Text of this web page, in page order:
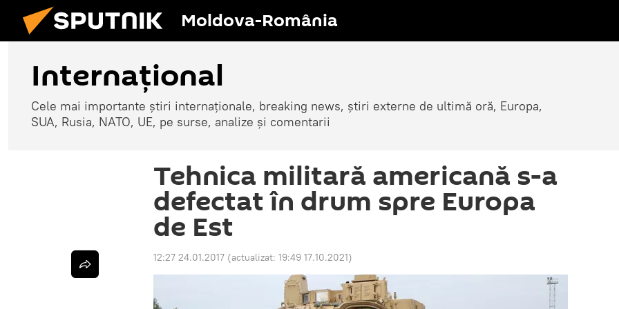
Moldova-România
Internaţional
Cele mai importante știri internaționale, breaking news, știri externe de ultimă oră, Europa,
SUA, Rusia, NATO, UE, pe surse, analize și comentarii
Tehnica militară americană s-a
defectat în drum spre Europa
de Est
12:27 24.01.2017 (actualizat: 19:49 17.10.2021)